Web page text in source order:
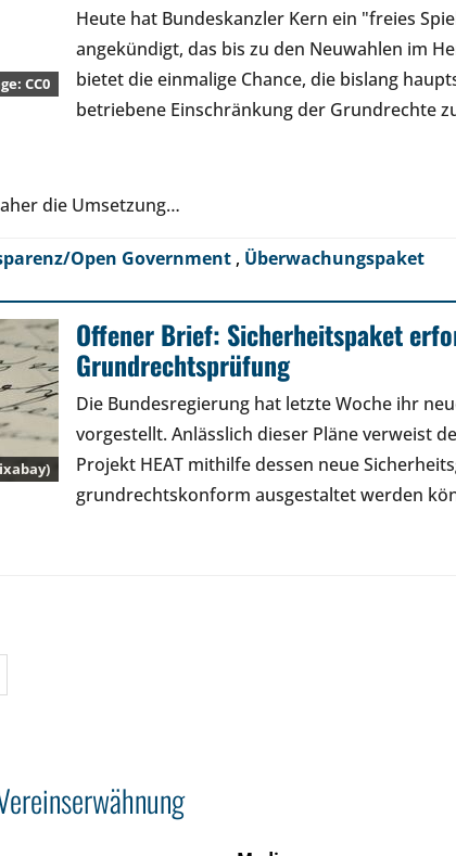
CC0
Heute hat Bundeskanzler Kern ein "freies
angekündigt, das bis zu den Neuwahlen im
bietet die einmalige Chance, die bislang
betriebene Einschränkung der Grundrechte
die Umsetzung…
Open Government , Überwachungspaket
Offener Brief: Sicherheitspaket
Grundrechtsprüfung
Die Bundesregierung hat letzte Woche ihr
vorgestellt. Anlässlich dieser Pläne verweist
Projekt HEAT mithilfe dessen neue
grundrechtskonform ausgestaltet werden